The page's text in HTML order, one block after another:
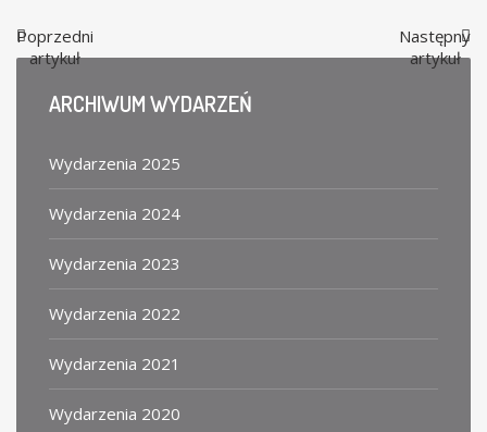
Poprzedni
artykuł
Następny
artykuł
ARCHIWUMWYDARZEŃ
Wydarzenia 2025
Wydarzenia 2024
Wydarzenia 2023
Wydarzenia 2022
Wydarzenia 2021
Wydarzenia 2020